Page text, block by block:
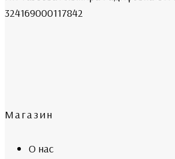
324169000117842
Магазин
О нас